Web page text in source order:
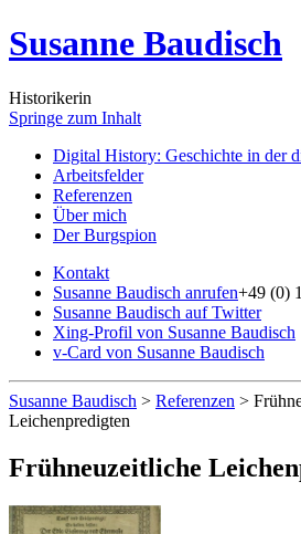
Susanne Baudisch
Historikerin
Springe zum Inhalt
Digital History: Geschichte in der
Arbeitsfelder
Referenzen
Über mich
Der Burgspion
Kontakt
Susanne Baudisch anrufen+49 (0)
Susanne Baudisch auf Twitter
Xing-Profil von Susanne Baudisch
v-Card von Susanne Baudisch
Susanne Baudisch > Referenzen >
Leichenpredigten
Frühneuzeitliche